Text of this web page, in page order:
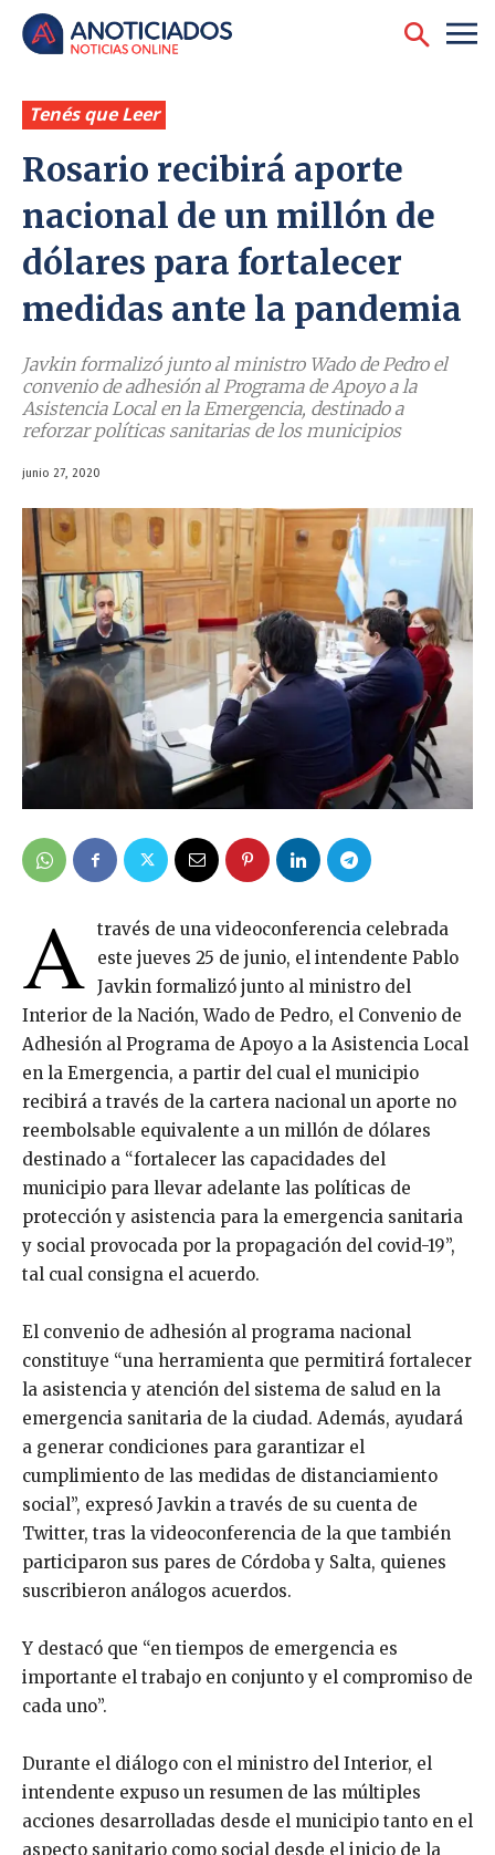
Tenés que Leer
Rosario recibirá aporte
nacional de un millón de
dólares para fortalecer
medidas ante la pandemia
Javkin formalizó junto al ministro Wado de Pedro el
convenio de adhesión al Programa de Apoyo a la
Asistencia Local en la Emergencia, destinado a
reforzar políticas sanitarias de los municipios
junio 27, 2020
A través de una videoconferencia celebrada
este jueves 25 de junio, el intendente Pablo
Javkin formalizó junto al ministro del
Interior de la Nación, Wado de Pedro, el Convenio de
Adhesión al Programa de Apoyo a la Asistencia Local
en la Emergencia, a partir del cual el municipio
recibirá a través de la cartera nacional un aporte no
reembolsable equivalente a un millón de dólares
destinado a “fortalecer las capacidades del
municipio para llevar adelante las políticas de
protección y asistencia para la emergencia sanitaria
y social provocada por la propagación del covid-19”,
tal cual consigna el acuerdo.
El convenio de adhesión al programa nacional
constituye “una herramienta que permitirá fortalecer
la asistencia y atención del sistema de salud en la
emergencia sanitaria de la ciudad. Además, ayudará
a generar condiciones para garantizar el
cumplimiento de las medidas de distanciamiento
social”, expresó Javkin a través de su cuenta de
Twitter, tras la videoconferencia de la que también
participaron sus pares de Córdoba y Salta, quienes
suscribieron análogos acuerdos.
Y destacó que “en tiempos de emergencia es
importante el trabajo en conjunto y el compromiso de
cada uno”.
Durante el diálogo con el ministro del Interior, el
intendente expuso un resumen de las múltiples
acciones desarrolladas desde el municipio tanto en el
aspecto sanitario como social desde el inicio de la